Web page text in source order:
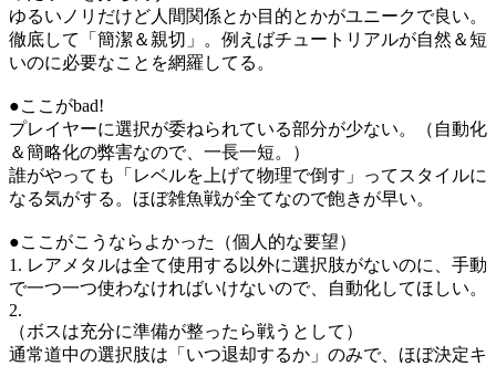
ゆるいノリだけど人間関係とか目的とかがユニークで良い。
徹底して「簡潔＆親切」。例えばチュートリアルが自然＆短
いのに必要なことを網羅してる。
●ここがbad!
プレイヤーに選択が委ねられている部分が少ない。（自動化
＆簡略化の弊害なので、一長一短。）
誰がやっても「レベルを上げて物理で倒す」ってスタイルに
なる気がする。ほぼ雑魚戦が全てなので飽きが早い。
●ここがこうならよかった（個人的な要望）
1. レアメタルは全て使用する以外に選択肢がないのに、手動
で一つ一つ使わなければいけないので、自動化してほしい。
2.
（ボスは充分に準備が整ったら戦うとして）
通常道中の選択肢は「いつ退却するか」のみで、ほぼ決定キ